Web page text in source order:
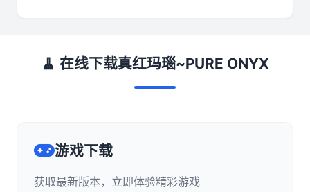
🧹 在线下载真红玛瑙~PURE ONYX
游戏下载
获取最新版本，立即体验精彩游戏